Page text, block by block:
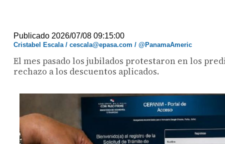
Publicado 2026/07/08 09:15:00
Cristabel Escala / cescala@epasa.com / @PanamaAmeric
El mes pasado los jubilados protestaron en los
rechazo a los descuentos aplicados.